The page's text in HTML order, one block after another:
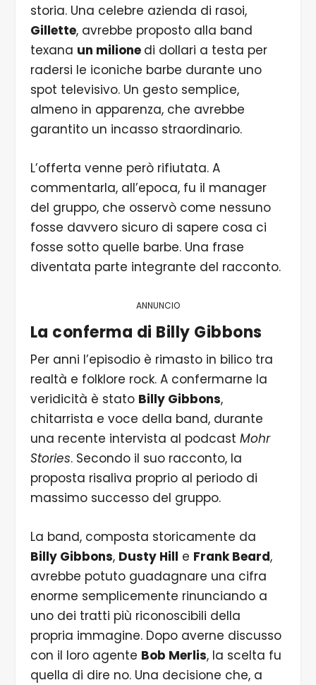
storia. Una celebre azienda di rasoi,
Gillette, avrebbe proposto alla band
texana un milione di dollari a testa per
radersi le iconiche barbe durante uno
spot televisivo. Un gesto semplice,
almeno in apparenza, che avrebbe
garantito un incasso straordinario.
L’offerta venne però rifiutata. A
commentarla, all’epoca, fu il manager
del gruppo, che osservò come nessuno
fosse davvero sicuro di sapere cosa ci
fosse sotto quelle barbe. Una frase
diventata parte integrante del racconto.
ANNUNCIO
La conferma di Billy Gibbons
Per anni l’episodio è rimasto in bilico tra
realtà e folklore rock. A confermarne la
veridicità è stato Billy Gibbons,
chitarrista e voce della band, durante
una recente intervista al podcast Mohr
Stories. Secondo il suo racconto, la
proposta risaliva proprio al periodo di
massimo successo del gruppo.
La band, composta storicamente da
Billy Gibbons, Dusty Hill e Frank Beard,
avrebbe potuto guadagnare una cifra
enorme semplicemente rinunciando a
uno dei tratti più riconoscibili della
propria immagine. Dopo averne discusso
con il loro agente Bob Merlis, la scelta fu
quella di dire no. Una decisione che, a